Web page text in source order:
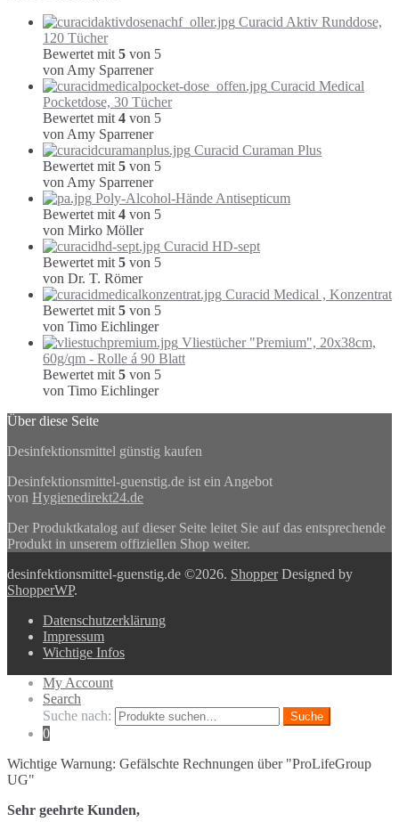
Curacid Aktiv Runddose,
120 Tücher
Bewertet mit 5 von 5
von Amy Sparrener
Curacid Medical
Pocketdose, 30 Tücher
Bewertet mit 4 von 5
von Amy Sparrener
Curacid Curaman Plus
Bewertet mit 5 von 5
von Amy Sparrener
Poly-Alcohol-Hände Antisepticum
Bewertet mit 4 von 5
von Mirko Möller
Curacid HD-sept
Bewertet mit 5 von 5
von Dr. T. Römer
Curacid Medical , Konzentrat
Bewertet mit 5 von 5
von Timo Eichlinger
Vliestücher "Premium", 20x38cm,
60g/qm - Rolle á 90 Blatt
Bewertet mit 5 von 5
von Timo Eichlinger
Über diese Seite
Desinfektionsmittel günstig kaufen
Desinfektionsmittel-guenstig.de ist ein Angebot
von Hygienedirekt24.de
Der Produktkatalog auf dieser Seite leitet Sie auf das entsprechende
Produkt in unserem offiziellen Shop weiter.
desinfektionsmittel-guenstig.de ©2026. ShopperDesigned by
ShopperWP.
Datenschutzerklärung
Impressum
Wichtige Infos
My Account
Search
Suche nach:
Suche
0
Wichtige Warnung: Gefälschte Rechnungen über "ProLifeGroup
UG"
Sehr geehrte Kunden,